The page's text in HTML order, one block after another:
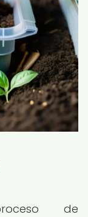
de